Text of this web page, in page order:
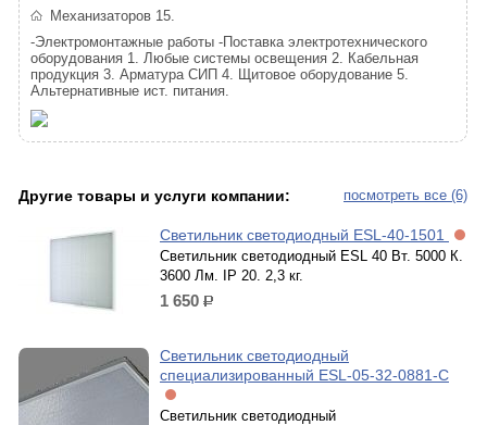
Механизаторов 15.
-Электромонтажные работы -Поставка электротехнического
оборудования 1. Любые системы освещения 2. Кабельная
продукция 3. Арматура СИП 4. Щитовое оборудование 5.
Альтернативные ист. питания.
посмотреть все (6)
Другие товары и услуги компании:
Светильник светодиодный ESL-40-1501
Светильник светодиодный ESL 40 Вт. 5000 К.
3600 Лм. IP 20. 2,3 кг.
1 650 р.
Светильник светодиодный
специализированный ESL-05-32-0881-C
Светильник светодиодный